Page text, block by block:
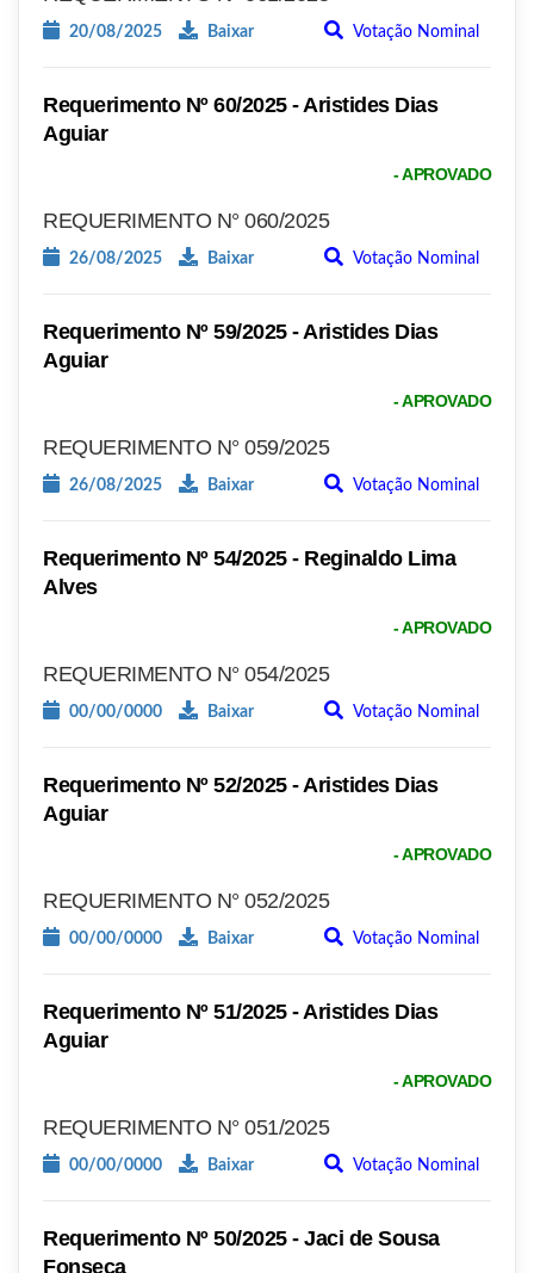
20/08/2025 Baixar Votação Nominal
Requerimento Nº 60/2025 - Aristides Dias
Aguiar
- APROVADO
REQUERIMENTO N° 060/2025
26/08/2025 Baixar Votação Nominal
Requerimento Nº 59/2025 - Aristides Dias
Aguiar
- APROVADO
REQUERIMENTO N° 059/2025
26/08/2025 Baixar Votação Nominal
Requerimento Nº 54/2025 - Reginaldo Lima
Alves
- APROVADO
REQUERIMENTO N° 054/2025
00/00/0000 Baixar Votação Nominal
Requerimento Nº 52/2025 - Aristides Dias
Aguiar
- APROVADO
REQUERIMENTO N° 052/2025
00/00/0000 Baixar Votação Nominal
Requerimento Nº 51/2025 - Aristides Dias
Aguiar
- APROVADO
REQUERIMENTO N° 051/2025
00/00/0000 Baixar Votação Nominal
Requerimento Nº 50/2025 - Jaci de Sousa
Fonseca